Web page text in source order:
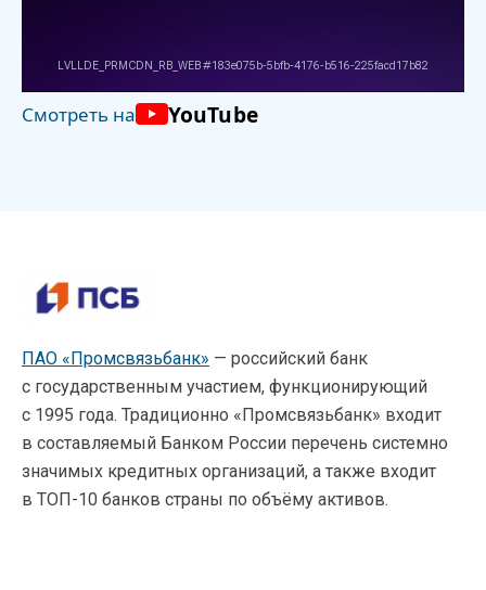
Смотреть на YouTube
ПАО «Промсвязьбанк» — российский банк
с государственным участием, функционирующий
с 1995 года. Традиционно «Промсвязьбанк» входит
в составляемый Банком России перечень системно
значимых кредитных организаций, а также входит
в ТОП-10 банков страны по объёму активов.